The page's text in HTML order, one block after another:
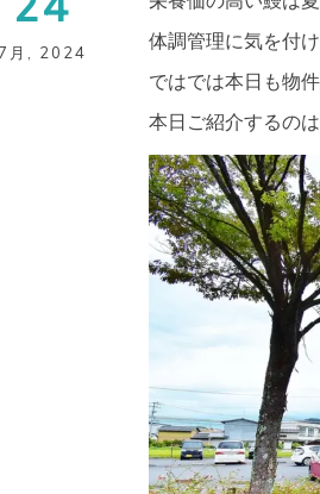
7月 2024
体調管理に気を付
ではでは本日も物
本日ご紹介するの